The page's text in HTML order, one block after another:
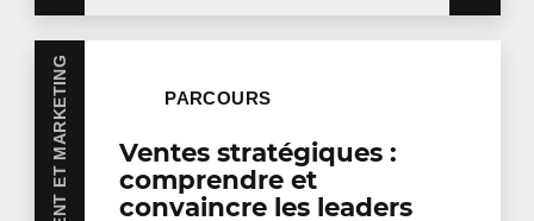
Ventes stratégiques :
comprendre et
convaincre les leaders
PARCOURS